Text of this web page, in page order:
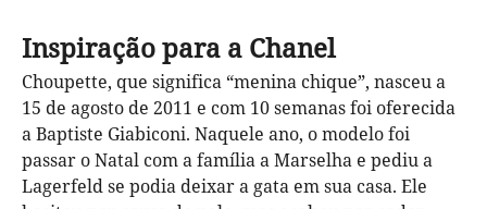
Inspiração para a Chanel
Choupette, que significa “menina chique”, nasceu a
15 de agosto de 2011 e com 10 semanas foi oferecida
a Baptiste Giabiconi. Naquele ano, o modelo foi
passar o Natal com a família a Marselha e pediu a
Lagerfeld se podia deixar a gata em sua casa. Ele